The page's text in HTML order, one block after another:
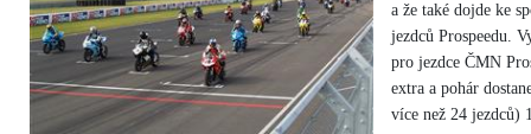
a že také dojde ke
jezdců Prospeedu.
pro jezdce ČMN
extra a pohár
více než 24 jezdců)